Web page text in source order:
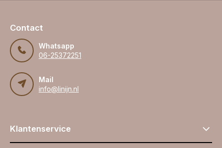
Contact
Whatsapp
06-25372251
Mail
info@linijn.nl
Klantenservice